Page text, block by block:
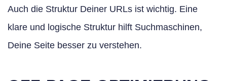
Auch die Struktur Deiner URLs ist wichtig. Eine
klare und logische Struktur hilft Suchmaschinen,
Deine Seite besser zu verstehen.